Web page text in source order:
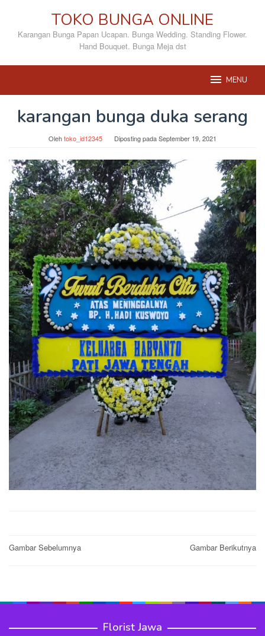
konten
TOKO BUNGA ONLINE
Karangan Bunga Papan Ucapan. Bunga Wedding. Standing Flower.
Hand Bouquet. Bunga Meja dst
MENU
karangan bunga duka serang
Olehtoko_id12345 Diposting padaSeptember 19, 2021
Post
Gambar Sebelumnya Gambar Berikutnya
Florist Jawa